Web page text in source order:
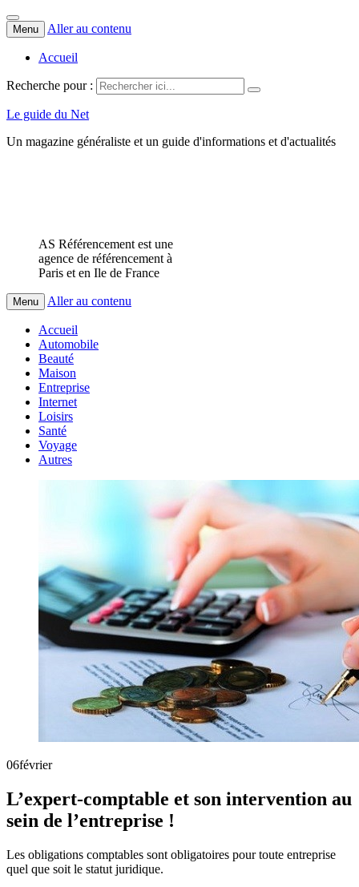
Menu Aller au contenu
Accueil
Recherche pour :
Le guide du Net
Un magazine généraliste et un guide d'informations et d'actualités
AS Référencement est une
agence de référencement à
Paris et en Ile de France
Menu Aller au contenu
Accueil
Automobile
Beauté
Maison
Entreprise
Internet
Loisirs
Santé
Voyage
Autres
06février
L’expert-comptable et son intervention au
sein de l’entreprise !
Les obligations comptables sont obligatoires pour toute entreprise
quel que soit le statut juridique.